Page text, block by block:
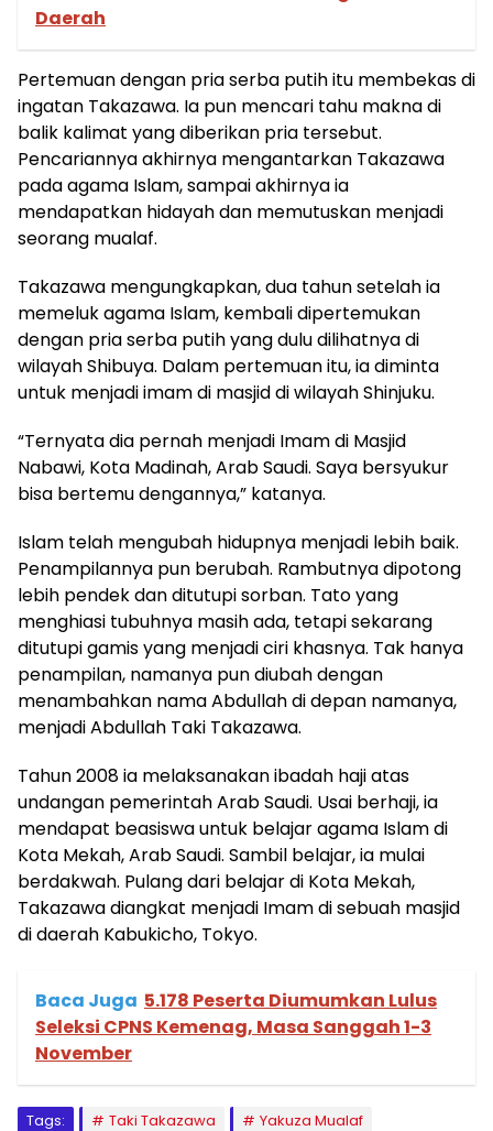
Daerah
Pertemuan dengan pria serba putih itu membekas di
ingatan Takazawa. Ia pun mencari tahu makna di
balik kalimat yang diberikan pria tersebut.
Pencariannya akhirnya mengantarkan Takazawa
pada agama Islam, sampai akhirnya ia
mendapatkan hidayah dan memutuskan menjadi
seorang mualaf.
Takazawa mengungkapkan, dua tahun setelah ia
memeluk agama Islam, kembali dipertemukan
dengan pria serba putih yang dulu dilihatnya di
wilayah Shibuya. Dalam pertemuan itu, ia diminta
untuk menjadi imam di masjid di wilayah Shinjuku.
“Ternyata dia pernah menjadi Imam di Masjid
Nabawi, Kota Madinah, Arab Saudi. Saya bersyukur
bisa bertemu dengannya,” katanya.
Islam telah mengubah hidupnya menjadi lebih baik.
Penampilannya pun berubah. Rambutnya dipotong
lebih pendek dan ditutupi sorban. Tato yang
menghiasi tubuhnya masih ada, tetapi sekarang
ditutupi gamis yang menjadi ciri khasnya. Tak hanya
penampilan, namanya pun diubah dengan
menambahkan nama Abdullah di depan namanya,
menjadi Abdullah Taki Takazawa.
Tahun 2008 ia melaksanakan ibadah haji atas
undangan pemerintah Arab Saudi. Usai berhaji, ia
mendapat beasiswa untuk belajar agama Islam di
Kota Mekah, Arab Saudi. Sambil belajar, ia mulai
berdakwah. Pulang dari belajar di Kota Mekah,
Takazawa diangkat menjadi Imam di sebuah masjid
di daerah Kabukicho, Tokyo.
Baca Juga 5.178 Peserta Diumumkan Lulus
Seleksi CPNS Kemenag, Masa Sanggah 1-3
November
Tags: Taki Takazawa Yakuza Mualaf